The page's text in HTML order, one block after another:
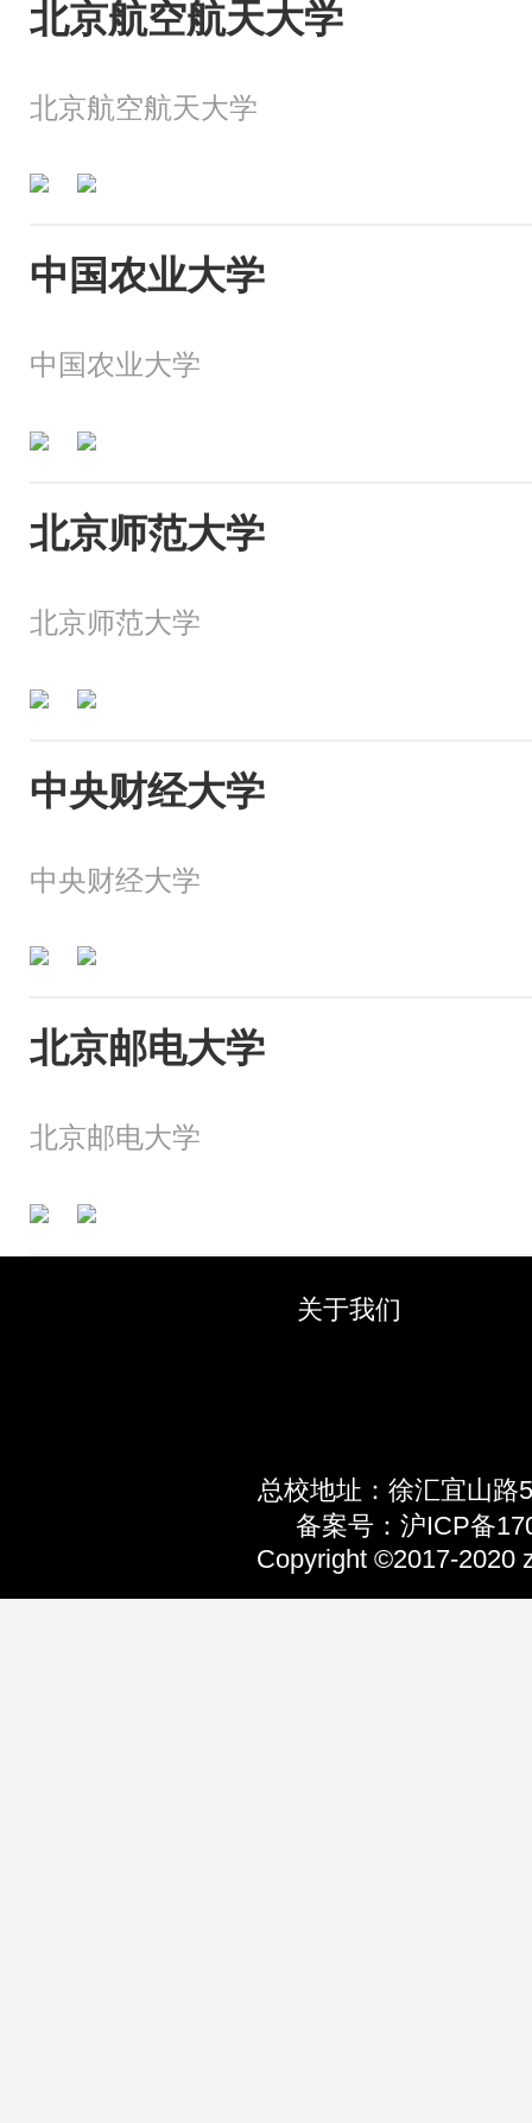
北京航空航天大学
北京航空航天大学
中国农业大学
中国农业大学
北京师范大学
北京师范大学
中央财经大学
中央财经大学
北京邮电大学
北京邮电大学
关于我们
总校地址：徐汇宜山路
备案号：沪ICP备
Copyright ©2017-2020